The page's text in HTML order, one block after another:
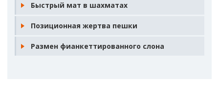
Быстрый мат в шахматах
Позиционная жертва пешки
Размен фианкеттированного слона